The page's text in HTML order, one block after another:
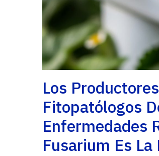
Los
Fitopatólogos
Enfermedades
Fusarium Es